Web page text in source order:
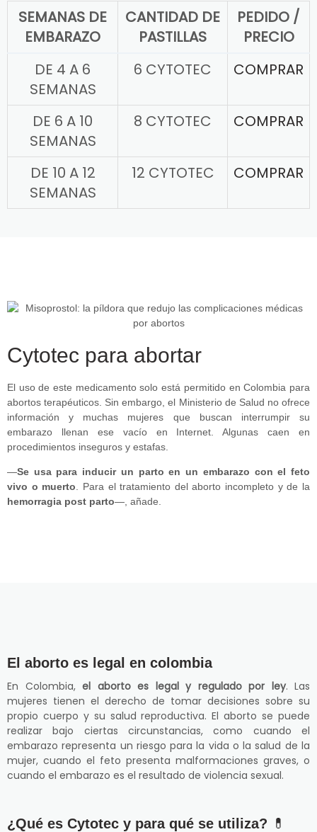
SEMANAS DE
EMBARAZO
CANTIDAD DE
PASTILLAS
PEDIDO /
PRECIO
DE 4 A 6
SEMANAS
6 CYTOTEC COMPRAR
DE 6 A 10
SEMANAS
8 CYTOTEC COMPRAR
DE 10 A 12
SEMANAS
12 CYTOTEC COMPRAR
Cytotec para abortar
El uso de este medicamento solo está permitido en Colombia para
abortos terapéuticos. Sin embargo, el Ministerio de Salud no ofrece
información y muchas mujeres que buscan interrumpir su
embarazo llenan ese vacío en Internet. Algunas caen en
procedimientos inseguros y estafas.
—Se usa para inducir un parto en un embarazo con el feto
vivo o muerto . Para el tratamiento del aborto incompleto y de la
hemorragia post parto—, añade.
El aborto es legal en colombia
En Colombia, el aborto es legal y regulado por ley. Las
mujeres tienen el derecho de tomar decisiones sobre su
propio cuerpo y su salud reproductiva. El aborto se puede
realizar bajo ciertas circunstancias, como cuando el
embarazo representa un riesgo para la vida o la salud de la
mujer, cuando el feto presenta malformaciones graves, o
cuando el embarazo es el resultado de violencia sexual.
¿Qué es Cytotec y para qué se utiliza? 💊